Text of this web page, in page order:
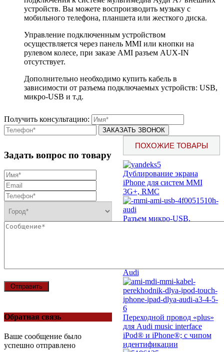
устройств. Вы можете воспроизводить музыку с
мобильного телефона, планшета или жесткого диска.
Управление подключенным устройством
осуществляется через панель MMI или кнопки на
рулевом колесе, при заказе AMI разъем AUX-IN
отсутствует.
Дополнительно необходимо купить кабель в
зависимости от разъема подключаемых устройств: USB,
микро-USB и т.д.
Получить консультацию:
Задать вопрос по товару
Отправить
Обратная связь
Ваше сообщение было
успешно отправлено
ПОХОЖИЕ ТОВАРЫ
Дублирование экрана
iPhone для систем MMI
3G+, RMC
Разъем микро-USB,
Audi
Переходной провод «plus»
для Audi music interface
iPod® и iPhone®; с чипом
идентификации